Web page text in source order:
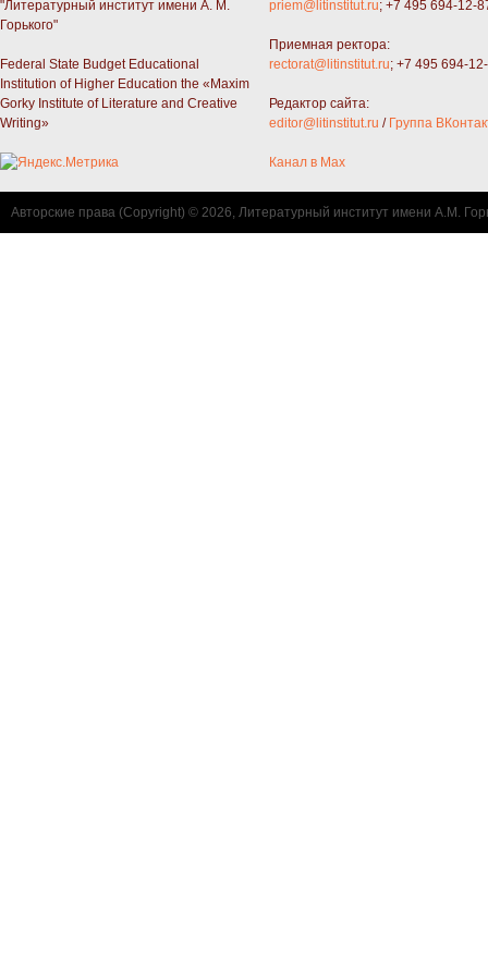
"Литературный институт имени А. М.
Горького"
Federal State Budget Educational
Institution of Higher Education the «Maxim
Gorky Institute of Literature and Creative
Writing»
priem@litinstitut.ru; +7 495 694-12-
Приемная ректора:
rectorat@litinstitut.ru; +7 495 694-
Редактор сайта:
editor@litinstitut.ru / Группа
Канал в Max
Авторские права (Copyright) © 2026, Литературный институт имени А.М.